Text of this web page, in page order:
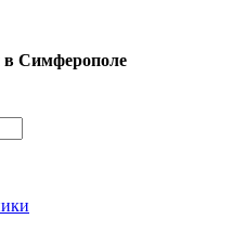
в Симферополе